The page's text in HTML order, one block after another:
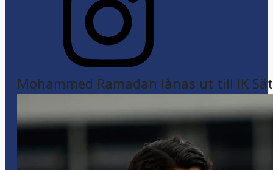
Mohammed Ramadan lånas ut till IK